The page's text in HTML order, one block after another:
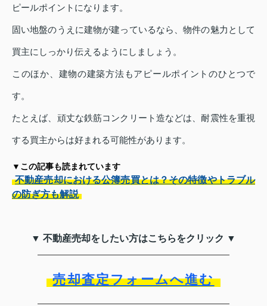
ピールポイントになります。
固い地盤のうえに建物が建っているなら、物件の魅力として
買主にしっかり伝えるようにしましょう。
このほか、建物の建築方法もアピールポイントのひとつで
す。
たとえば、頑丈な鉄筋コンクリート造などは、耐震性を重視
する買主からは好まれる可能性があります。
▼この記事も読まれています
不動産売却における公簿売買とは？その特徴やトラブル
の防ぎ方も解説
▼ 不動産売却をしたい方はこちらをクリック ▼
売却査定フォームへ進む